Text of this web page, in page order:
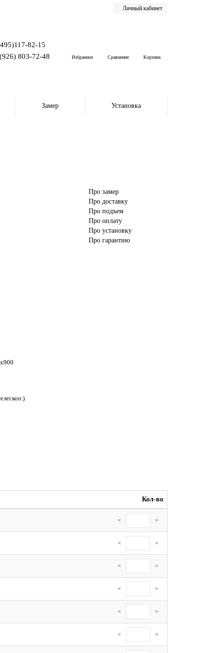
Личный кабинет
82-15
803-72-48
Избранное Сравнение Корзина
Замер Установка
Про замер
Про доставку
Про подъем
Про оплату
Про установку
Про гарантию
Кол-во
< >
< >
< >
< >
< >
< >